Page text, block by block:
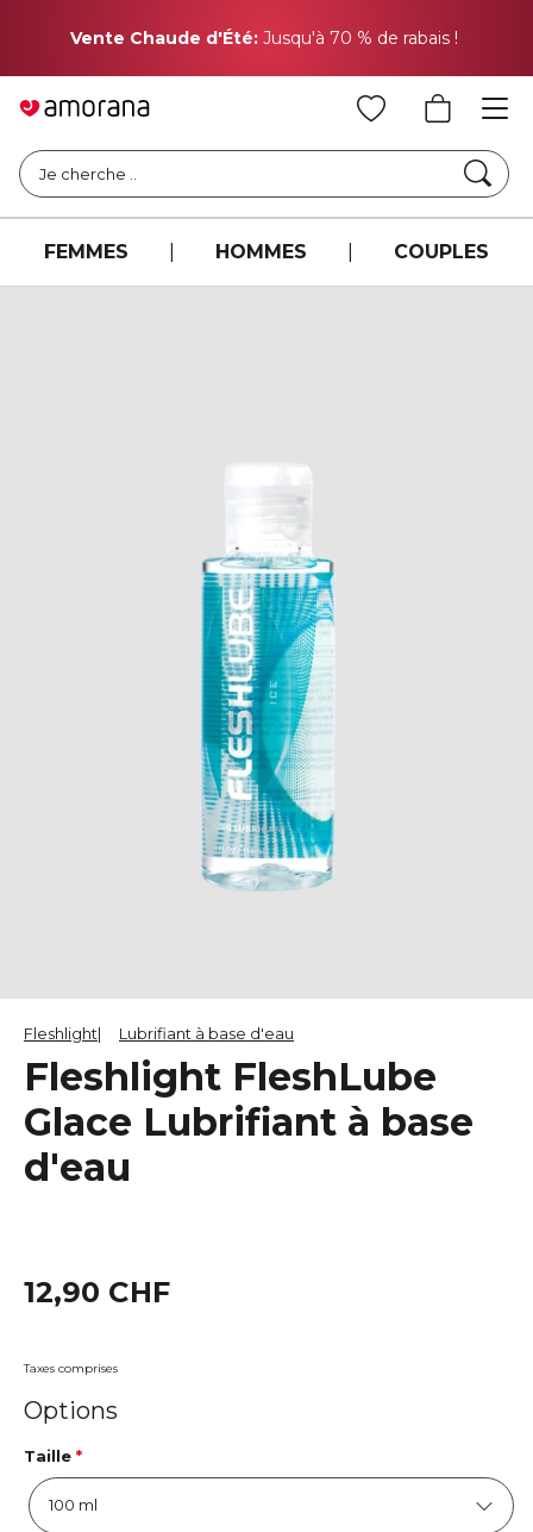
Vente Chaude d'Été: Jusqu'à 70 % de rabais !
Je cherche ..
FEMMES HOMMES COUPLES
Fleshlight Lubrifiant à base d'eau
Fleshlight FleshLube
Glace Lubrifiant à base
d'eau
12,90 CHF
Taxes comprises
Options
Taille *